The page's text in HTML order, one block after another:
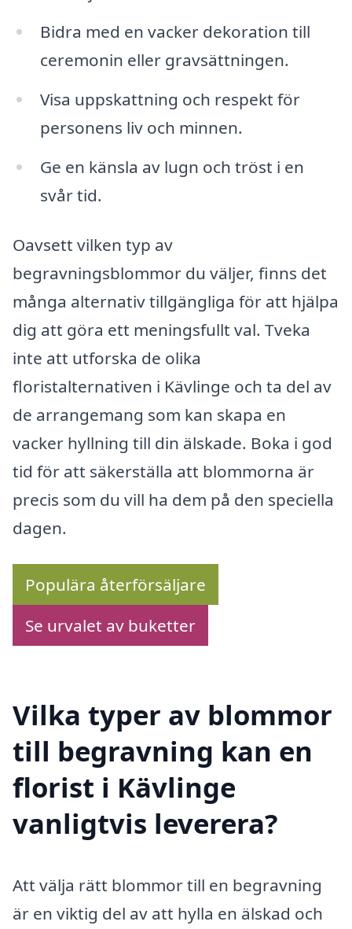
Bidra med en vacker dekoration till
ceremonin eller gravsättningen.
Visa uppskattning och respekt för
personens liv och minnen.
Ge en känsla av lugn och tröst i en
svår tid.
Oavsett vilken typ av
begravningsblommor du väljer, finns det
många alternativ tillgängliga för att hjälpa
dig att göra ett meningsfullt val. Tveka
inte att utforska de olika
floristalternativen i Kävlinge och ta del av
de arrangemang som kan skapa en
vacker hyllning till din älskade. Boka i god
tid för att säkerställa att blommorna är
precis som du vill ha dem på den speciella
dagen.
Populära återförsäljare
Se urvalet av buketter
Vilka typer av blommor
till begravning kan en
florist i Kävlinge
vanligtvis leverera?
Att välja rätt blommor till en begravning
är en viktig del av att hylla en älskad och